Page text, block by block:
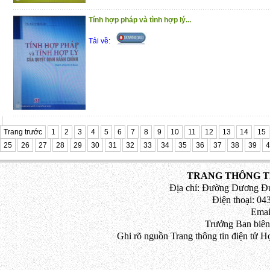
Trân trọng giới thiệu đến bạn đọc!
(4/11/2020) Tính hợp pháp và tình hợp lý...
Tải về:
Trang trước 1 2 3 4 5 6 7 8 9 10 11 12 13 14
15
25
26 27 28 29 30 31 32 33 34 35 36 37 38 39
TRANG THÔNG
Địa chỉ: Đường Dương
Điện thoại:
Trưởng Ban
Ghi rõ nguồn Trang thông tin điện tử